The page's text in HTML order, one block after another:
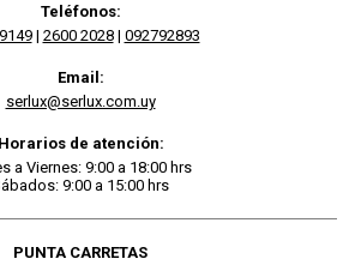
Teléfonos:
| 2600 2028| 092792893
Email:
serlux@serlux.com.uy
Horarios de atención:
a Viernes: 9:00 a 18:00 hrs
9:00 a 15:00 hrs
PUNTA CARRETAS